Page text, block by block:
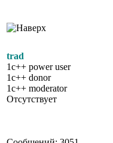
trad
1c++ power user
1c++ donor
1c++ moderator
Отсутствует